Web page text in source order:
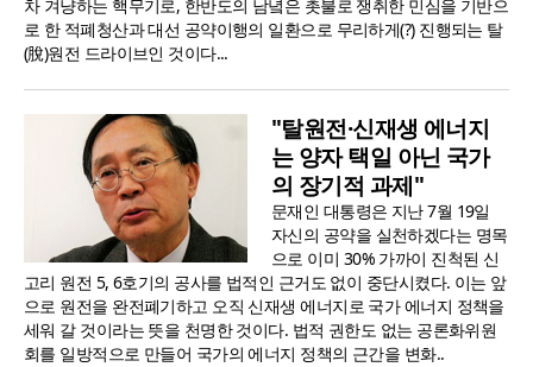
차 겨냥하는 핵무기로, 한반도의 남녘은 촛불로 쟁취한 민심을 기반으
로 한 적폐청산과 대선 공약이행의 일환으로 무리하게(?) 진행되는 탈
(脫)원전 드라이브인 것이다...
"탈원전·신재생 에너지
는 양자 택일 아닌 국가
의 장기적 과제"
문재인 대통령은 지난 7월 19일
자신의 공약을 실천하겠다는 명목
으로 이미 30% 가까이 진척된 신
고리 원전 5, 6호기의 공사를 법적인 근거도 없이 중단시켰다. 이는 앞
으로 원전을 완전폐기하고 오직 신재생 에너지로 국가 에너지 정책을
세워 갈 것이라는 뜻을 천명한 것이다. 법적 권한도 없는 공론화위원
회를 일방적으로 만들어 국가의 에너지 정책의 근간을 변화..